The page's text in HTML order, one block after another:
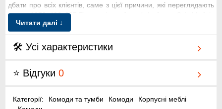
дбати про всіх клієнтів, саме з цієї причини, які переглядають
комод 1050х406х835 Б'янко від меблевої фабрики Світ Меблів
(Svit Mebliv) до Ваших послуг зручні, інтуїтивно зрозумілі
відеоролик, як правильно підібрати ліжко до спальні:
комод
Читати далі ↓
🛠 Усі характеристики
⭐ Відгуки 0
Категорії: Комоди та тумби Комоди
Корпусні меблі